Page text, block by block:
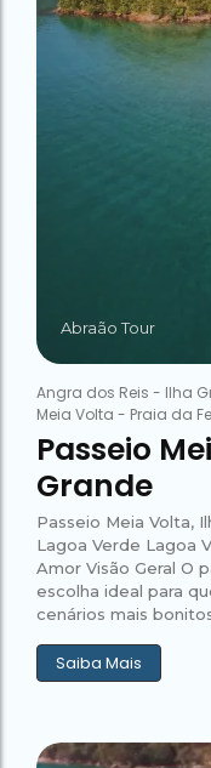
Abraão Tour
Angra dos Reis - Ilha
Meia Volta - Praia da
Passeio
Grande
Passeio Meia Volta,
Lagoa Verde Lagoa
Amor Visão Geral O
escolha ideal para
cenários mais
Saiba Mais